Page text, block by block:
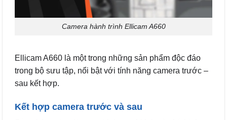
Camera hành trình Ellicam A660
Ellicam A660 là một trong những sản phẩm độc đáo
trong bộ sưu tập, nổi bật với tính năng camera trước –
sau kết hợp.
Kết hợp camera trước và sau